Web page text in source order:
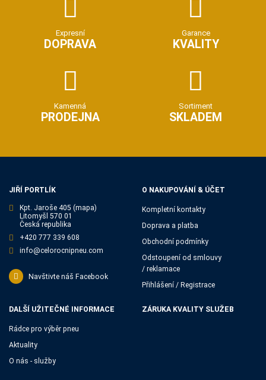
Expresní
DOPRAVA
Garance
KVALITY
Kamenná
PRODEJNA
Sortiment
SKLADEM
JIŘÍ PORTLÍK
Kpt. Jaroše 405 (mapa)
Litomyšl 570 01
Česká republika
+420 777 339 608
info@celorocnipneu.com
Navštivte náš Facebook
O NAKUPOVÁNÍ & ÚČET
Kompletní kontakty
Doprava a platba
Obchodní podmínky
Odstoupení od smlouvy
/ reklamace
Přihlášení / Registrace
DALŠÍ UŽITEČNÉ INFORMACE
Rádce pro výběr pneu
Aktuality
O nás - služby
ZÁRUKA KVALITY SLUŽEB